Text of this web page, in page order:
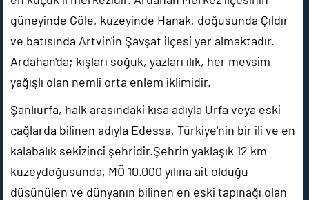
güneyinde Göle, kuzeyinde Hanak, doğusunda Çıldır
ve batısında Artvin'in Şavşat ilçesi yer almaktadır.
Ardahan'da; kışları soğuk, yazları ılık, her mevsim
yağışlı olan nemli orta enlem iklimidir.
Şanlıurfa, halk arasındaki kısa adıyla Urfa veya eski
çağlarda bilinen adıyla Edessa, Türkiye'nin bir ili ve en
kalabalık sekizinci şehridir.Şehrin yaklaşık 12 km
kuzeydoğusunda, MÖ 10.000 yılına ait olduğu
düşünülen ve dünyanın bilinen en eski tapınağı olan